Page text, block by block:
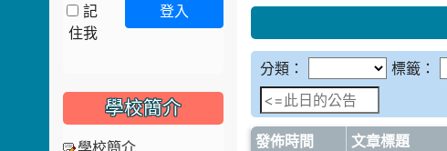
分類： 標籤：
發佈時間 文章標題
記
住我
登入
學校簡介
學校簡介